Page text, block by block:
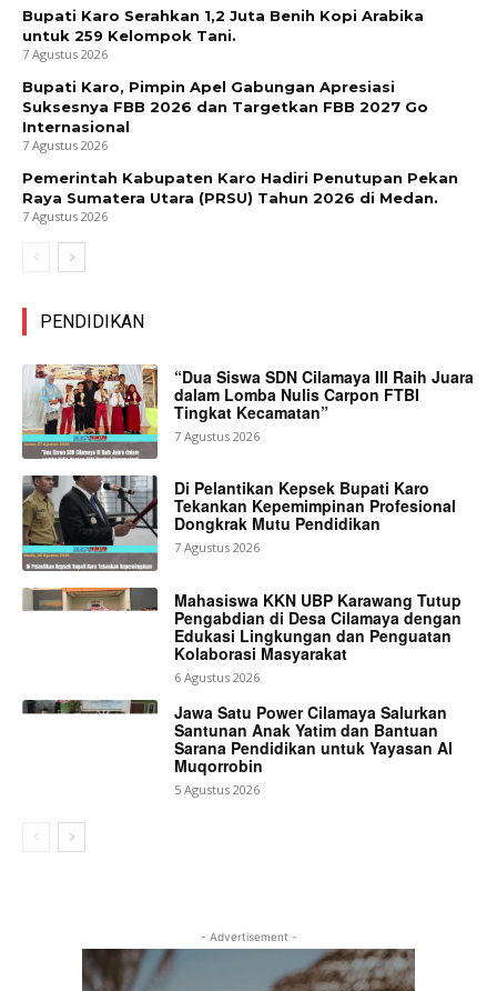
Bupati Karo Serahkan 1,2 Juta Benih Kopi Arabika
untuk 259 Kelompok Tani.
7 Agustus 2026
Bupati Karo, Pimpin Apel Gabungan Apresiasi
Suksesnya FBB 2026 dan Targetkan FBB 2027 Go
Internasional
7 Agustus 2026
Pemerintah Kabupaten Karo Hadiri Penutupan Pekan
Raya Sumatera Utara (PRSU) Tahun 2026 di Medan.
7 Agustus 2026
PENDIDIKAN
“Dua Siswa SDN Cilamaya III Raih Juara
dalam Lomba Nulis Carpon FTBI
Tingkat Kecamatan”
7 Agustus 2026
Di Pelantikan Kepsek Bupati Karo
Tekankan Kepemimpinan Profesional
Dongkrak Mutu Pendidikan
7 Agustus 2026
Mahasiswa KKN UBP Karawang Tutup
Pengabdian di Desa Cilamaya dengan
Edukasi Lingkungan dan Penguatan
Kolaborasi Masyarakat
6 Agustus 2026
Jawa Satu Power Cilamaya Salurkan
Santunan Anak Yatim dan Bantuan
Sarana Pendidikan untuk Yayasan Al
Muqorrobin
5 Agustus 2026
- Advertisement -